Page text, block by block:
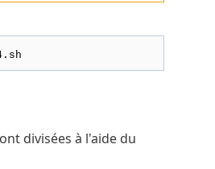
divisées à l'aide du